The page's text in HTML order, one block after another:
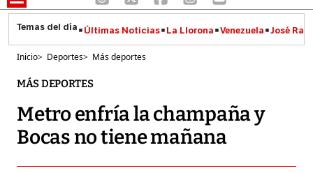
Últimas Noticias La Llorona Venezuela José
Inicio> Deportes> Más deportes
MÁS DEPORTES
Metro enfría la champaña y
Bocas no tiene mañana